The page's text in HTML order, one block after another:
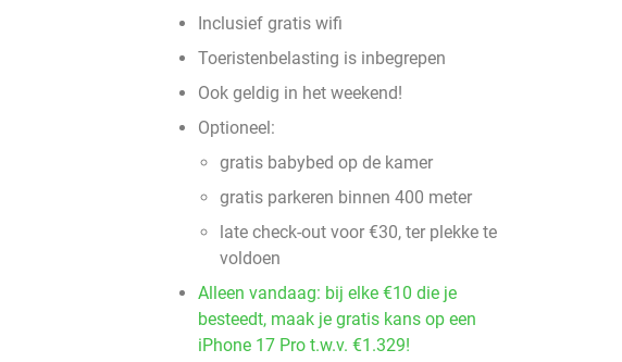
Inclusief gratis wifi
Toeristenbelasting is inbegrepen
Ook geldig in het weekend!
Optioneel:
gratis babybed op de kamer
gratis parkeren binnen 400 meter
late check-out voor €30, ter plekke te
voldoen
Alleen vandaag: bij elke €10 die je
besteedt, maak je gratis kans op een
iPhone 17 Pro t.w.v. €1.329!